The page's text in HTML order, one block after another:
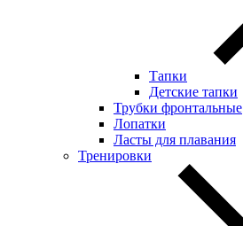
Тапки
Детские тапки
Трубки фронтальные
Лопатки
Ласты для плавания
Тренировки